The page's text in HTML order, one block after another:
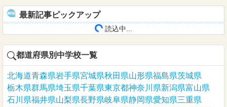
最新記事ピックアップ
読込中...
都道府県別中学校一覧
北海道青森県岩手県宮城県秋田県山形県福島県茨城県
栃木県群馬県埼玉県千葉県東京都神奈川県新潟県富山県
石川県福井県山梨県長野県岐阜県静岡県愛知県三重県